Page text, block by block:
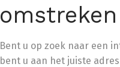
omstreken
Bent u op zoek naar een
bent u aan het juiste